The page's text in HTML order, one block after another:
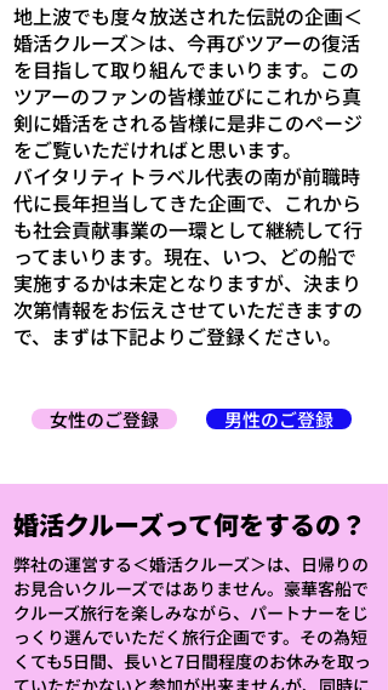
地上波でも度々放送された伝説の企画＜
婚活クルーズ＞は、今再びツアーの復活
を目指して取り組んでまいります。この
ツアーのファンの皆様並びにこれから真
剣に婚活をされる皆様に是非このページ
をご覧いただければと思います。
バイタリティトラベル代表の南が前職時
代に長年担当してきた企画で、これから
も社会貢献事業の一環として継続して行
ってまいります。 ​現在、いつ、どの船で
実施するかは未定となりますが、決まり
次第情報をお伝えさせていただきますの
で、まずは下記よりご登録ください。
女性のご登録 男性のご登録
婚活クルーズって何をするの？
弊社の運営する＜婚活クルーズ＞は、日帰りの
お見合いクルーズではありません。豪華客船で
クルーズ旅行を楽しみながら、パートナーをじ
っくり選んでいただく旅行企画です。その為短
くても5日間、長いと7日間程度のお休みを取っ
ていただかないと参加が出来ませんが、同時に